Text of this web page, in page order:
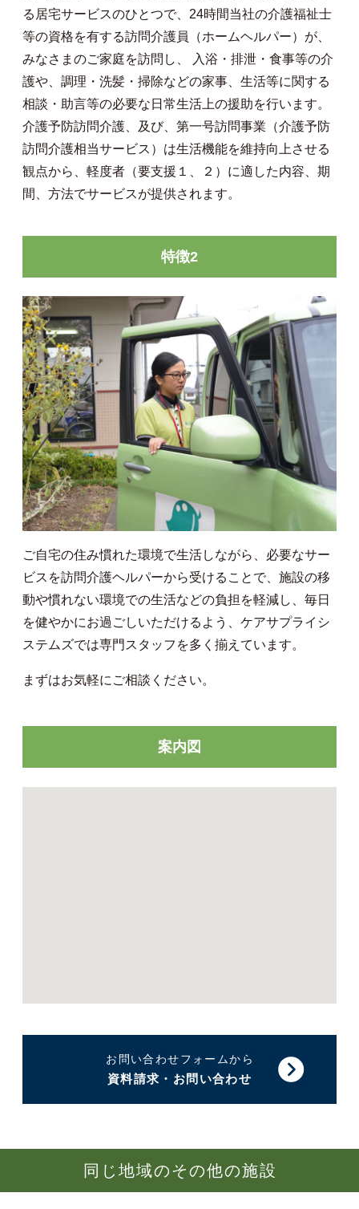
る居宅サービスのひとつで、24時間当社の介護福祉士
等の資格を有する訪問介護員（ホームヘルパー）が、
みなさまのご家庭を訪問し、 入浴・排泄・食事等の介
護や、調理・洗髪・掃除などの家事、生活等に関する
相談・助言等の必要な日常生活上の援助を行います。
介護予防訪問介護、及び、第一号訪問事業（介護予防
訪問介護相当サービス）は生活機能を維持向上させる
観点から、軽度者（要支援１、２）に適した内容、期
間、方法でサービスが提供されます。
特徴2
ご自宅の住み慣れた環境で生活しながら、必要なサー
ビスを訪問介護ヘルパーから受けることで、施設の移
動や慣れない環境での生活などの負担を軽減し、毎日
を健やかにお過ごしいただけるよう、ケアサプライシ
ステムズでは専門スタッフを多く揃えています。
まずはお気軽にご相談ください。
案内図
お問い合わせフォームから
資料請求・お問い合わせ
同じ地域のその他の施設